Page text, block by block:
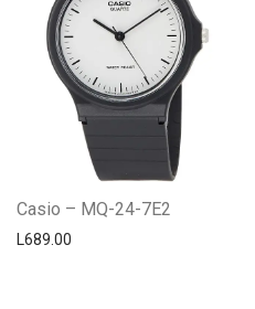
Casio – MQ-24-7E2
L689.00